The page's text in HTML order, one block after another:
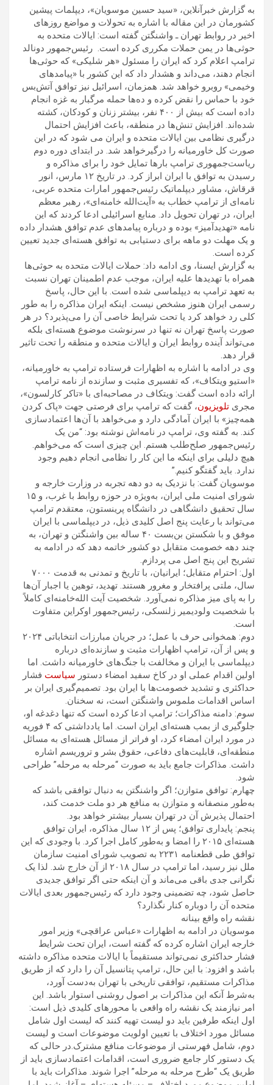
به گزارش خبرآنلاین، «سید حسین موسویان»، دیپلمات پیشین
کشورمان در این مقاله با اشاره به تحولات و مواضع روزهای
اخیر در روابط تهران ـ واشنگتن گفته است: ایالات متحده به
حوثی‌ها در یمن حملات مکرری کرده است. رئیس‌جمهور دونالد
ترامپ اعلام کرد که ایران را مسئول «هر شلیکی» که حوثی‌ها
انجام دهند، می‌داند و هشدار داد که این کشور با «پیامدهای
وخیمی» روبرو خواهد شد. همزمان، اسرائیل نیز توافق آتش‌بس
خود با حماس را نقض کرده و ده‌ها حمله مرگبار به غزه انجام
داده است که بیش از ۴۰۰ نفر، بیشتر زنان و کودکان، کشته
شده‌اند. افزایش تنش‌ها در منطقه، باعث افزایش احتمال
درگیری نظامی بین ایالات متحده و ایران می شود که در این
صورت کل خاورمیانه را درگیرخواهد شد. در ابتدای دوره دوم
ریاست‌جمهوری ترامپ بارها تمایل خود را برای مذاکره و
رسیدن به توافق با ایران ابراز کرد. در تاریخ ۱۲ مارس، انور
قرقاش، مشاور دیپلماتیک رئیس‌جمهور امارات متحده عربی،
نامه‌ای از ترامپ خطاب به «آیت‌الله خامنه‌ای»، رهبر معظم
ایران، در تهران تحویل داد. منابع اسرائیلی ادعا کردند که این
نامه «تهدیدآمیز» بوده و درباره پیامدهای عدم توافق هشدار داده
و یک مهلت دو ماهه برای دستیابی به توافق هسته‌ای جدید تعیین
کرده است.
به گزارش ایسنا، وی ادامه داد: حملات ایالات متحده به حوثی‌ها
همراه با تهدیدها علیه ایران، موجب عدم اطمینان تهران نسبت
به تعهد ترامپ به دیپلماسی شده است. با این حال، پاسخ
رسمی ایران هنوز مشخص نیست. اینکه ایران مذاکره را به ‌طور
کلی رد خواهد کرد یا تحت شرایط خاصی آن را می‌پذیرد؟ در هر
صورت پاسخ تهران نه تنها در سرنوشت موضوع هسته‌ای بلکه
می‌تواند آینده روابط ایران و ایالات متحده و منطقه را تحت تاثیر
قرار دهد.
وی در ادامه با اشاره به اظهارات فرستاده ترامپ به خاورمیانه،
«استیو ویتکاف»، که تفسیری مثبت و سازنده از نامه ترامپ
ارائه داده است گفت: ویتکاف در مصاحبه‌ای با «تاکر کارلسون»،
مجری تلویزیون، گفت که ترامپ برای فرصتی جهت «پاک کردن
همه‌چیز» با ایران آمادگی دارد و می‌خواهد با آن‌ها اعتمادسازی
کند. به گفته وی، ترامپ در نامه‌اش نوشته بود: “من یک
رئیس‌جمهور صلح‌طلب هستم. این چیزی است که می‌خواهم.
هیچ دلیلی برای اینکه ما این کار را نظامی انجام دهیم وجود
ندارد. باید گفتگو کنیم.”
موسویان گفت: با نزدیک به دو دهه تجربه در وزارت خارجه و
شورای امنیت ملی ایران، به‌ویژه در حوزه روابط با غرب، و ۱۵
سال تحقیق دانشگاهی در دانشگاه پرینستون، معتقدم ترامپ
می‌تواند با رعایت پنج اصل کلیدی ذیل، در دیپلماسی با ایران
موفق و با شکستن بن‌بست ۴۰ ساله بین واشنگتن و تهران، به
چند دهه‌ خصومت متقابل دو کشور خاتمه دهد که در ادامه به
تشریح این پنج اصل می پردازم.
اول: احترام متقابل؛ ایرانیان، با تاریخ و تمدنی به قدمت ۷۰۰۰
سال، ملتی پرافتخار و مغرور هستند. تهدید، توهین‌ یا اجبار آن‌ها
را به پای میز مذاکره نمی‌آورد. شخصیت آیت الله‌خامنه‌ای کاملاً
با شخصیت ولودیمیر زلنسکی، رئیس‌جمهور اوکراین متفاوت
است.
دوم: همخوانی حرف با عمل؛ در جریان مبارزات انتخاباتی ۲۰۲۴
و پس از آن، ترامپ اظهارات مثبت و سازنده‌ای درباره
دیپلماسی با ایران و مخالفت با جنگ‌های خاورمیانه داشت. اما
اولین اقدام عملی او در کاخ سفید امضاء دستور سیاست فشار
حداکثری و تشدید خصومت‌ها با ایران بود. تصمیم‌گیری ایران بر
اساس اقدامات ملموس واشنگتن است، نه سخنان.
سوم: دامنه مذاکرات؛ ترامپ ادعا کرده است که تنها دغدغه او،
جلوگیری از بمب هسته‌ای ایران است. اما یادداشتی که ۴ فوریه
در مورد ایران امضاء کرد، او فراتر از مسائل هسته‌ای به مسائل
منطقه‌ای، قابلیت‌های دفاعی، حقوق بشر و تروریسم اشاره
داشت. مذاکرات جامع باید به‌ صورت “مرحله ‌به ‌مرحله” طراحی
شود.
چهارم: توافق متوازن؛ اگر واشنگتن به دنبال توافقی باشد که
به‌طور منصفانه و متوازن به منافع هر دو ملت خدمت کند،
احتمال پذیرش آن در تهران بسیار بیشتر خواهد بود.
پنجم: پایداری توافق؛ پس از ۱۲ سال مذاکره، ایران توافق
هسته‌ای ۲۰۱۵ را امضا و به‌طور کامل اجرا کرد. با وجودی که این
توافق طی قطعنامه ۲۲۳۱ به تصویب شورای امنیت سازمان
ملل نیز رسید، اما ترامپ در سال ۲۰۱۸ از آن خارج شد. لذا یک
نگرانی جدی باقی می‌ماند و آن اینکه حتی اگر توافق جدیدی
حاصل شود، چه تضمینی وجود دارد که رئیس‌جمهور بعدی ایالات
متحده آن را دوباره کنار نگذارد؟
نقشه راه واقع بینانه
موسویان در ادامه به اظهارات «عباس عراقچی» وزیر امور
خارجه ایران اشاره کرده که گفته است، ایران تحت شرایط
فشار حداکثری نمی‌تواند مستقیماً با ایالات متحده مذاکره داشته
باشد و افزود: با این حال، ترامپ پتانسیل آن را دارد که از طریق
مذاکرات مستقیم، توافقی تاریخی با تهران به‌دست آورد،
به‌شرط آنکه این مذاکرات بر اصول روشنی استوار باشد. این
امر نیازمند یک نقشه راه واقعی با محورهای کلیدی ذیل است:
اول اینکه طرفین باید دو لیست تهیه کنند که لیست اول شامل
مسائل مورد اختلاف با تعیین اولویت موضوعات است و لیست
دوم، شامل فهرستی از موضوعات منافع مشترک.در حالی که
یک دستور کار جامع ضروری است، اقدامات اعتمادسازی باید از
طریق یک “طرح مرحله به مرحله” اجرا شوند. مذاکرات باید با